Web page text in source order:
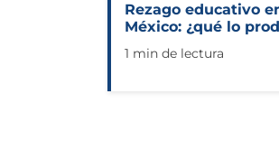
Rezago educativo
México: ¿qué lo
1 min de lectura